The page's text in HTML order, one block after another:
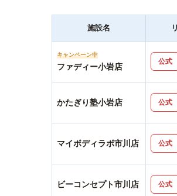
施設名
キャンペーン中
ファディー小岩店
公式
かたぎり塾小岩店 公式
マイボディラボ市川店 公式
ビーコンセプト市川店 公式